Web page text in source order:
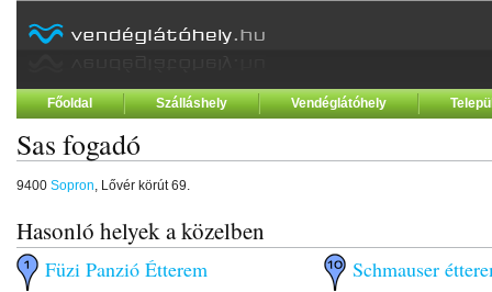
Főoldal Szálláshely Vendéglátóhely
Sas fogadó
9400 Sopron, Lővér körút 69.
Hasonló helyek a közelben
Füzi Panzió Étterem Schmauser